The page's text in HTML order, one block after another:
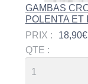
GAMBAS
POLENTA ET
PRIX :
18,90€
QTE :